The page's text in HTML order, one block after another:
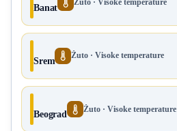
Banat Žuto · Visoke temperature
Srem Žuto · Visoke temperature
Beograd Žuto · Visoke temperature